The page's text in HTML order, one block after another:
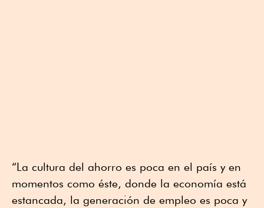
“La cultura del ahorro es poca en el país y en
momentos como éste, donde la economía está
estancada, la generación de empleo es poca y